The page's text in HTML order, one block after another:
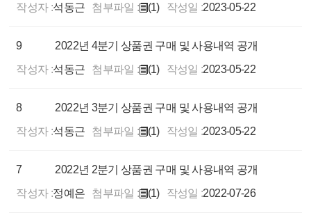
작성자 :석동근 첨부파일 : (1) 작성일 :2023-05-22
9
2022년 4분기 상품권 구매 및 사용내역 공개
작성자 :석동근 첨부파일 : (1) 작성일 :2023-05-22
8
2022년 3분기 상품권 구매 및 사용내역 공개
작성자 :석동근 첨부파일 : (1) 작성일 :2023-05-22
7
2022년 2분기 상품권 구매 및 사용내역 공개
작성자 :정예은 첨부파일 : (1) 작성일 :2022-07-26